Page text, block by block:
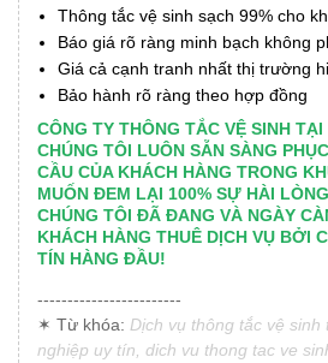
Thông tắc vệ sinh sạch 99% cho
Báo giá rõ ràng minh bạch không
Giá cả cạnh tranh nhất thị trường
Bảo hành rõ ràng theo hợp đồng
CÔNG TY THÔNG TẮC VỆ SINH
CHÚNG TÔI LUÔN SẴN SÀNG
CẦU CỦA KHÁCH HÀNG TRONG
MUỐN ĐEM LẠI 100% SỰ HÀI
CHÚNG TÔI ĐÃ ĐANG VÀ NGÀY
KHÁCH HÀNG THUÊ DỊCH VỤ BỞI
TÍN HÀNG ĐẦU!
------------------------
✶ Từ khóa: Dịch vụ thông tắc vệ sinh
nghiệp uy tín, dich vu thong tac ve